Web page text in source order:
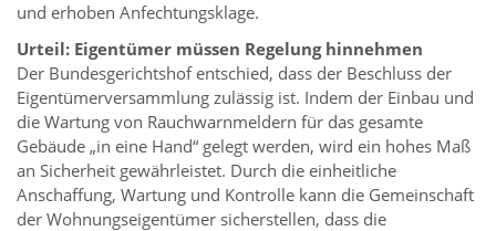
und erhoben Anfechtungsklage.
Urteil: Eigentümer müssen Regelung hinnehmen
Der Bundesgerichtshof entschied, dass der Beschluss der
Eigentümerversammlung zulässig ist. Indem der Einbau und
die Wartung von Rauchwarnmeldern für das gesamte
Gebäude „in eine Hand“ gelegt werden, wird ein hohes Maß
an Sicherheit gewährleistet. Durch die einheitliche
Anschaffung, Wartung und Kontrolle kann die Gemeinschaft
der Wohnungseigentümer sicherstellen, dass die